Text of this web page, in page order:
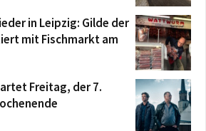
in Leipzig: Gilde der
mit Fischmarkt am
Freitag, der 7.